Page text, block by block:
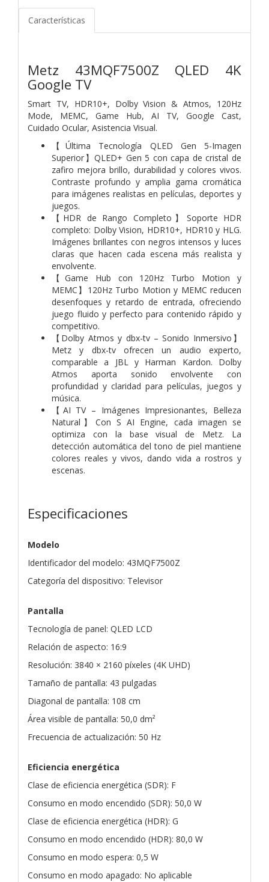
Características
Metz 43MQF7500Z QLED 4K
Google TV
Smart TV, HDR10+, Dolby Vision & Atmos, 120Hz
Mode, MEMC, Game Hub, AI TV, Google Cast,
Cuidado Ocular, Asistencia Visual.
【Última Tecnología QLED Gen 5-Imagen
Superior】QLED+ Gen 5 con capa de cristal de
zafiro mejora brillo, durabilidad y colores vivos.
Contraste profundo y amplia gama cromática
para imágenes realistas en películas, deportes y
juegos.
【HDR de Rango Completo】Soporte HDR
completo: Dolby Vision, HDR10+, HDR10 y HLG.
Imágenes brillantes con negros intensos y luces
claras que hacen cada escena más realista y
envolvente.
【Game Hub con 120Hz Turbo Motion y
MEMC】120Hz Turbo Motion y MEMC reducen
desenfoques y retardo de entrada, ofreciendo
juego fluido y perfecto para contenido rápido y
competitivo.
【Dolby Atmos y dbx-tv – Sonido Inmersivo】
Metz y dbx-tv ofrecen un audio experto,
comparable a JBL y Harman Kardon. Dolby
Atmos aporta sonido envolvente con
profundidad y claridad para películas, juegos y
música.
【AI TV – Imágenes Impresionantes, Belleza
Natural】Con S AI Engine, cada imagen se
optimiza con la base visual de Metz. La
detección automática del tono de piel mantiene
colores reales y vivos, dando vida a rostros y
escenas.
Especificaciones
Modelo
Identificador del modelo: 43MQF7500Z
Categoría del dispositivo: Televisor
Pantalla
Tecnología de panel: QLED LCD
Relación de aspecto: 16:9
Resolución: 3840 × 2160 píxeles (4K UHD)
Tamaño de pantalla: 43 pulgadas
Diagonal de pantalla: 108 cm
Área visible de pantalla: 50,0 dm²
Frecuencia de actualización: 50 Hz
Eficiencia energética
Clase de eficiencia energética (SDR): F
Consumo en modo encendido (SDR): 50,0 W
Clase de eficiencia energética (HDR): G
Consumo en modo encendido (HDR): 80,0 W
Consumo en modo espera: 0,5 W
Consumo en modo apagado: No aplicable